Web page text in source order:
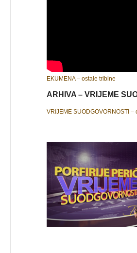
EKUMENA – ostale tribine
ARHIVA – VRIJEME
VRIJEME SUODGOVORNOSTI –